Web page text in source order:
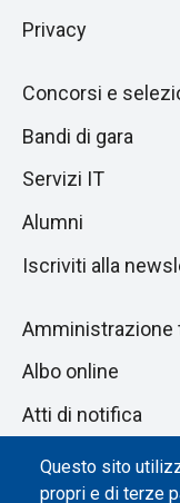
Questo sito
propri e di terze
Privacy
Concorsi e
Bandi di gara
Servizi IT
Alumni
Iscriviti alla
Amministrazione
Albo online
Atti di notifica
Dichiarazione di